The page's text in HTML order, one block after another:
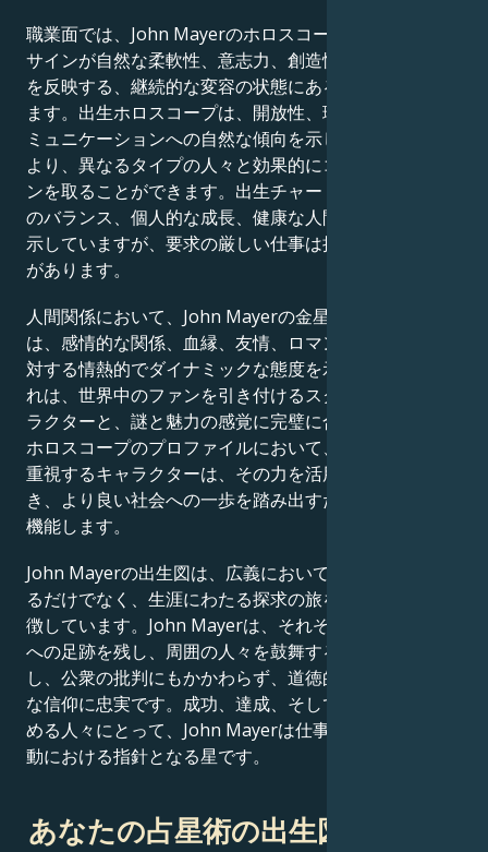
職業面では、John Mayerのホロスコープは、占星術の
サインが自然な柔軟性、意志力、創造性、そして忍耐力
を反映する、継続的な変容の状態にある人間を描いてい
ます。出生ホロスコープは、開放性、理解力、そしてコ
ミュニケーションへの自然な傾向を示しており、これに
より、異なるタイプの人々と効果的にコミュニケーショ
ンを取ることができます。出生チャートは、仕事とケア
のバランス、個人的な成長、健康な人間関係への献身を
示していますが、要求の厳しい仕事は挑戦となる可能性
があります。
人間関係において、John Mayerの金星と火星の出生図
は、感情的な関係、血縁、友情、ロマンチックな関係に
対する情熱的でダイナミックな態度を示しています。こ
れは、世界中のファンを引き付けるスクリーン上のキャ
ラクターと、謎と魅力の感覚に完璧に合致しています。
ホロスコープのプロファイルにおいて、深い人間関係を
重視するキャラクターは、その力を活用して他者を導
き、より良い社会への一歩を踏み出すための手段として
機能します。
John Mayerの出生図は、広義において、単に有名であ
るだけでなく、生涯にわたる探求の旅を続ける人間を象
徴しています。John Mayerは、それぞれの状況を世界
への足跡を残し、周囲の人々を鼓舞する手段として活用
し、公衆の批判にもかかわらず、道徳的な信念と宗教的
な信仰に忠実です。成功、達成、そして人生の意味を求
める人々にとって、John Mayerは仕事、成功、社会活
動における指針となる星です。
あなたの占星術の出生図を作成す